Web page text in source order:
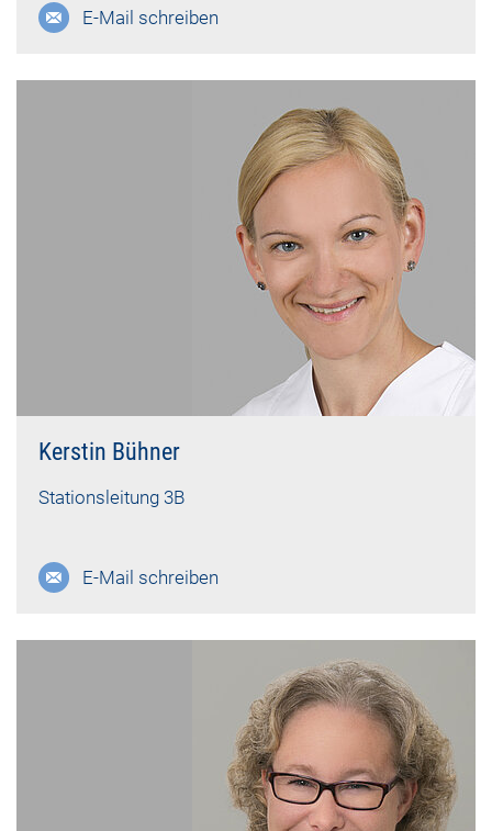
E-Mail schreiben
Kerstin Bühner
Stationsleitung 3B
E-Mail schreiben